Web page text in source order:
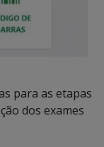
para as etapas
dos exames